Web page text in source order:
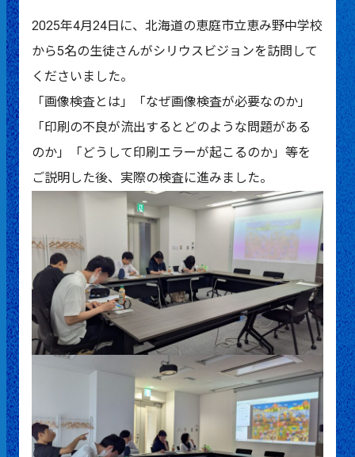
2025年4月24日に、北海道の恵庭市立恵み野中学校
から5名の生徒さんがシリウスビジョンを訪問して
くださいました。
「画像検査とは」「なぜ画像検査が必要なのか」
「印刷の不良が流出するとどのような問題がある
のか」「どうして印刷エラーが起こるのか」等を
ご説明した後、実際の検査に進みました。